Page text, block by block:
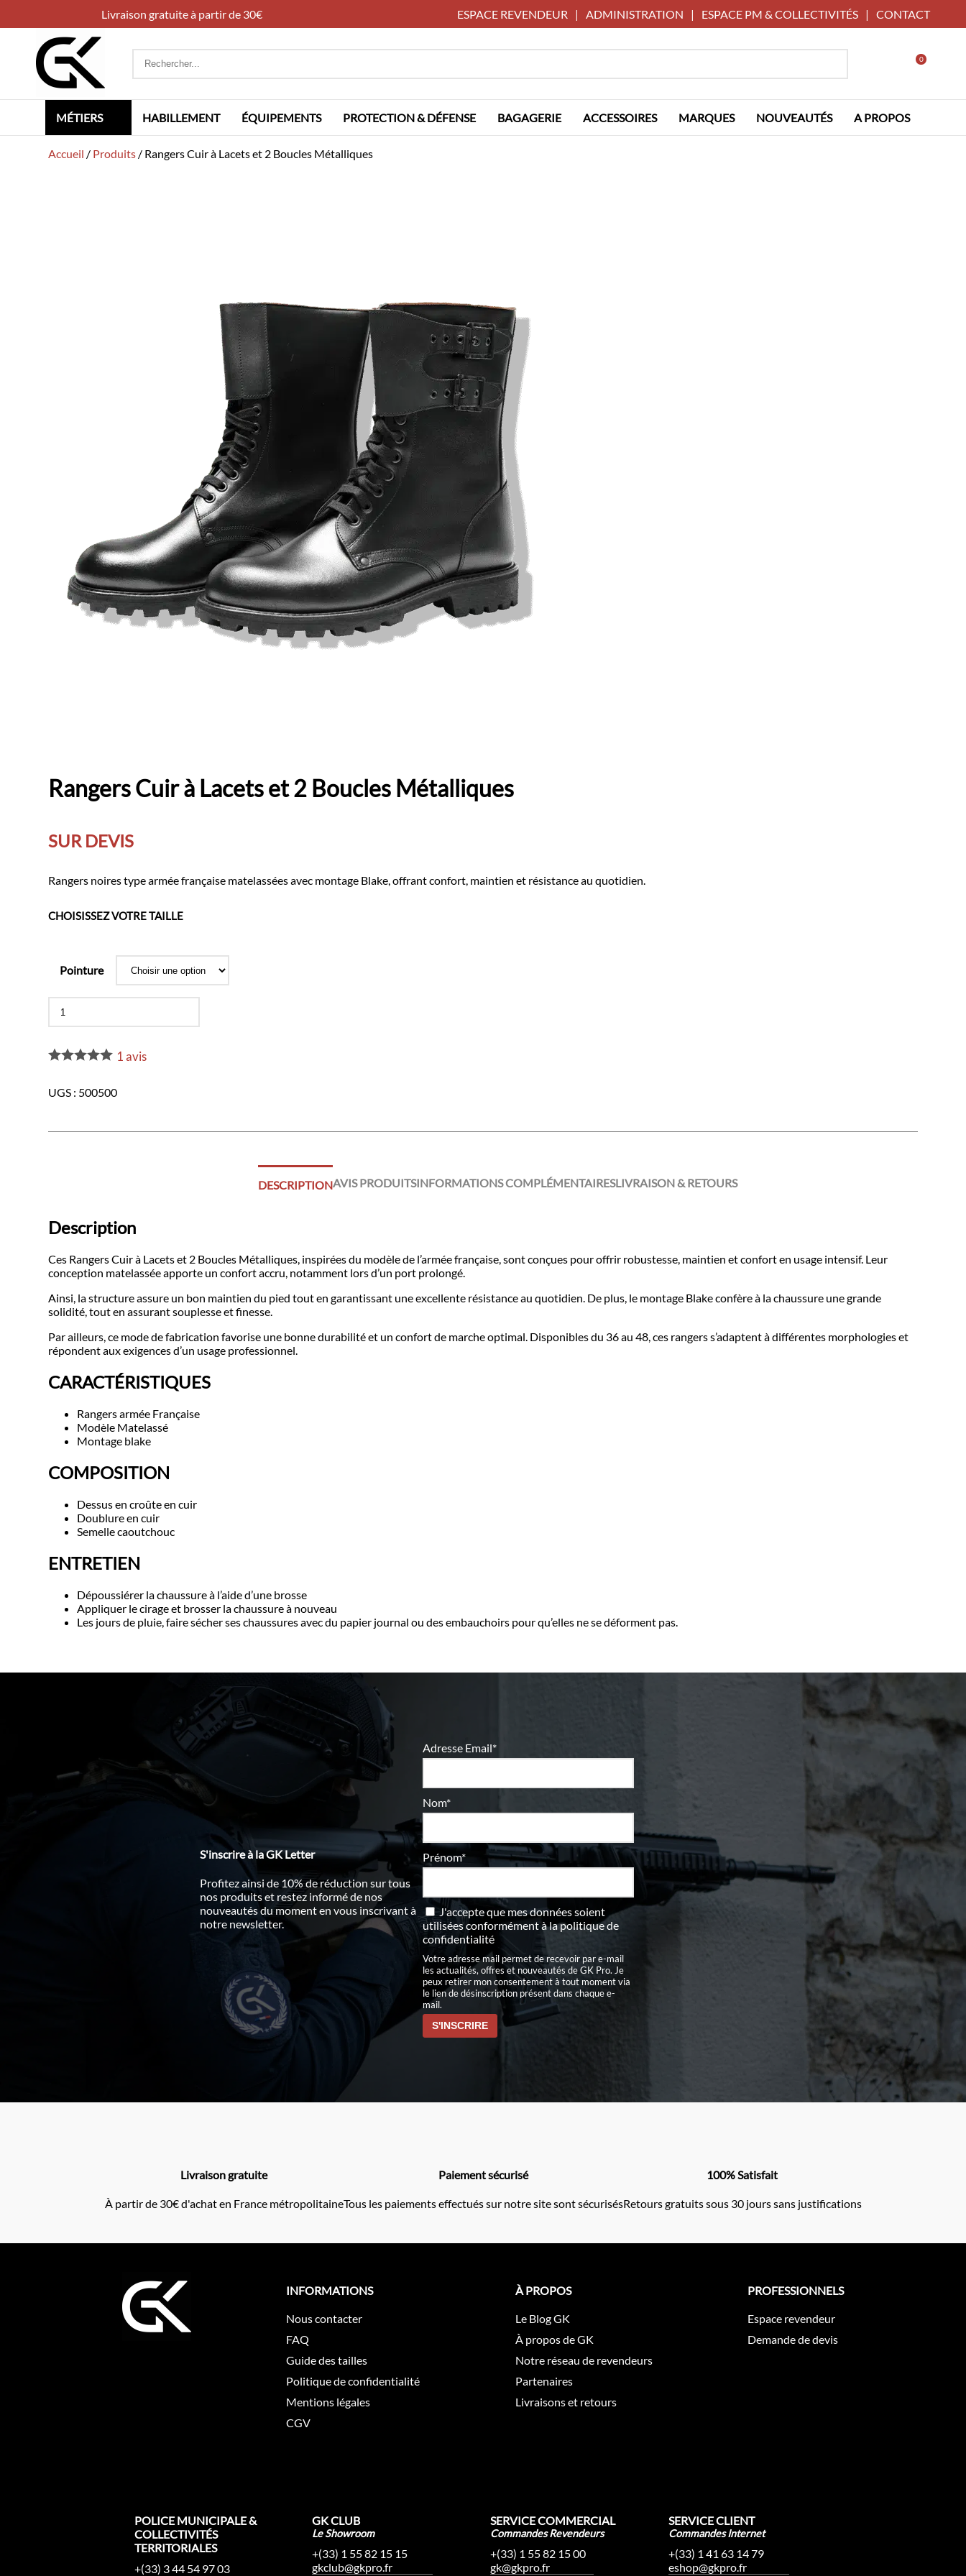
Livraison gratuite à partir de 30€ ESPACE REVENDEUR | ADMINISTRATION | ESPACE PM & COLLECTIVITÉS | CONTACT
Rechercher
0
MÉTIERS HABILLEMENT ÉQUIPEMENTS PROTECTION & DÉFENSE BAGAGERIE ACCESSOIRES MARQUES NOUVEAUTÉS A PROPOS
Accueil / Produits / Rangers Cuir à Lacets et 2 Boucles Métalliques
Rangers Cuir à Lacets et 2 Boucles Métalliques
SUR DEVIS
Rangers noires type armée française matelassées avec montage Blake, offrant confort, maintien et résistance au quotidien.
CHOISISSEZ VOTRE TAILLE
Pointure
Rangers
à
2
1avis
UGS : 500500
DESCRIPTIONAVIS PRODUITSINFORMATIONS COMPLÉMENTAIRESLIVRAISON & RETOURS
Description
Ces Rangers Cuir à Lacets et 2 Boucles Métalliques, inspirées du modèle de l’armée française, sont conçues pour offrir robustesse, maintien et confort en usage intensif. Leur
conception matelassée apporte un confort accru, notamment lors d’un port prolongé.
Ainsi, la structure assure un bon maintien du pied tout en garantissant une excellente résistance au quotidien. De plus, le montage Blake confère à la chaussure une grande
solidité, tout en assurant souplesse et finesse.
Par ailleurs, ce mode de fabrication favorise une bonne durabilité et un confort de marche optimal. Disponibles du 36 au 48, ces rangers s’adaptent à différentes morphologies et
répondent aux exigences d’un usage professionnel.
CARACTÉRISTIQUES
Rangers armée Française
Modèle Matelassé
Montage blake
COMPOSITION
Dessus en croûte en cuir
Doublure en cuir
Semelle caoutchouc
ENTRETIEN
Dépoussiérer la chaussure à l’aide d’une brosse
Appliquer le cirage et brosser la chaussure à nouveau
Les jours de pluie, faire sécher ses chaussures avec du papier journal ou des embauchoirs pour qu’elles ne se déforment pas.
S'inscrire à la GK Letter
Profitez ainsi de 10% de réduction sur tous
nos produits et restez informé de nos
nouveautés du moment en vous inscrivant à
notre newsletter.
Adresse Email*
Nom*
Prénom*
J'accepte que mes données soient
utilisées conformément àla politique de
confidentialité
Votre adresse mail permet de recevoir par e-mail
les actualités, offres et nouveautés de GK Pro. Je
peux retirer mon consentement à tout moment via
le lien de désinscription présent dans chaque e-
mail.
Livraison gratuite
À partir de 30€ d'achat en France métropolitaine
Paiement sécurisé
Tous les paiements effectués sur notre site sont sécurisés
100% Satisfait
Retours gratuits sous 30 jours sans justifications
INFORMATIONS
Nous contacter
FAQ
Guide des tailles
Politique de confidentialité
Mentions légales
CGV
À PROPOS
Le Blog GK
À propos de GK
Notre réseau de revendeurs
Partenaires
Livraisons et retours
PROFESSIONNELS
Espace revendeur
Demande de devis
POLICE MUNICIPALE &
COLLECTIVITÉS
TERRITORIALES
+(33) 3 44 54 97 03
GK CLUB
Le Showroom
+(33) 1 55 82 15 15
gkclub@gkpro.fr
SERVICE COMMERCIAL
Commandes Revendeurs
+(33) 1 55 82 15 00
gk@gkpro.fr
SERVICE CLIENT
Commandes Internet
+(33) 1 41 63 14 79
eshop@gkpro.fr